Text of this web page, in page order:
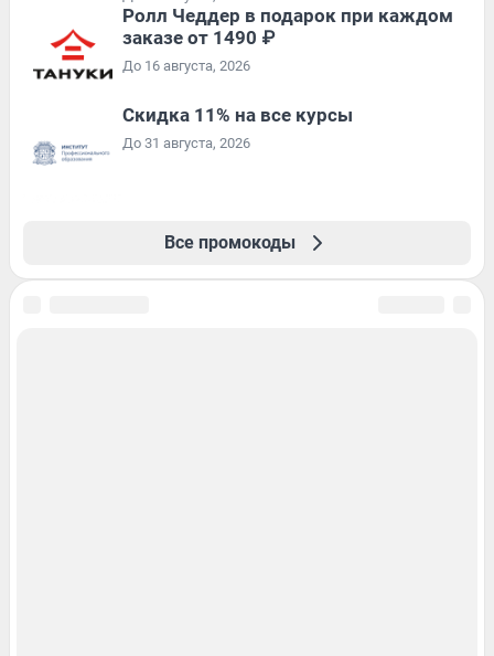
Ролл Чеддер в подарок при каждом
заказе от 1490 ₽
До 16 августа, 2026
Скидка 11% на все курсы
До 31 августа, 2026
Все промокоды